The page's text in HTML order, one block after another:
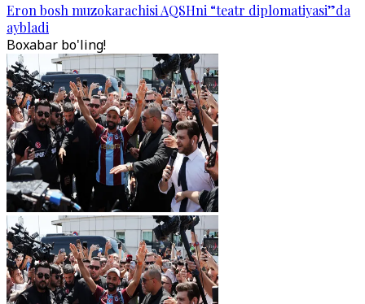
Eron bosh muzokarachisi AQSHni “teatr diplomatiyasi”da
aybladi
Boxabar bo'ling!